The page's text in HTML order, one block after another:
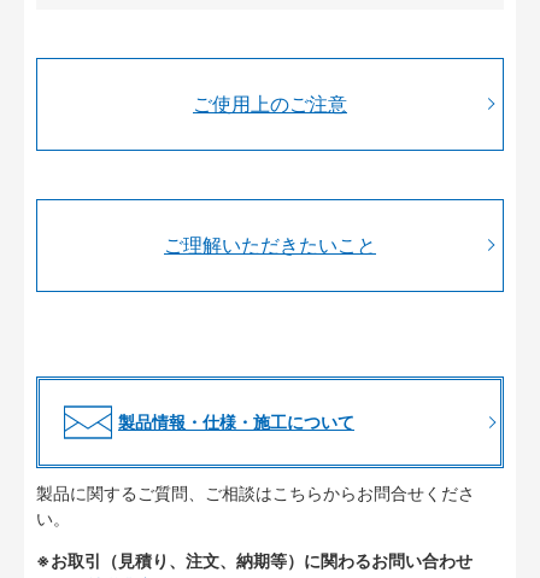
ご使用上のご注意
ご理解いただきたいこと
製品情報・仕様・施工について
製品に関するご質問、ご相談はこちらからお問合せくださ
い。
※お取引（見積り、注文、納期等）に関わるお問い合わせ